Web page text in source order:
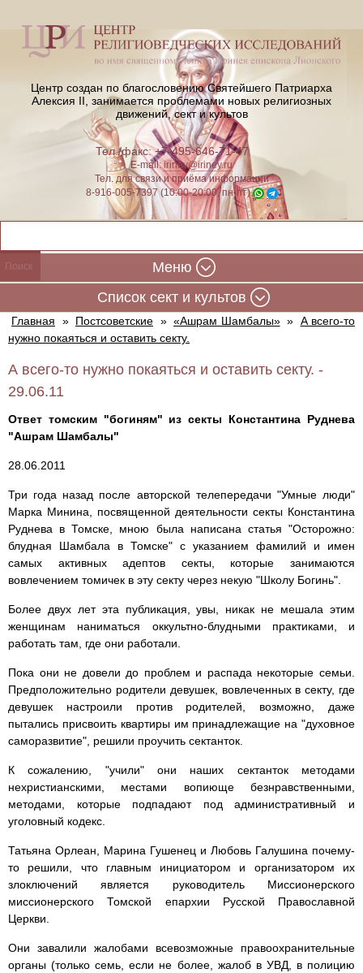
Центр создан по благословению Святейшего Патриарха
Алексия II, занимается проблемами новых религиозных
движений, сект и культов
Тел./факс: +7-495-646-71-47
E-mail:iriney@iriney.ru
Тел. для связи и приёма информации
8-916-005-7397 (10:00-20:00, пн-пт)
Меню
Cписок сект и культов
Главная » Постсоветские » «Ашрам Шамбалы» » А всего-то
нужно покаяться и оставить секту.
А всего-то нужно покаяться и оставить секту. -
29.06.11
Ответ томским "богиням" из секты Константина Руднева
"Ашрам Шамбалы"
28.06.2011
Три года назад после авторской телепередачи "Умные люди"
Марка Минина, посвященной деятельности секты Константина
Руднева в Томске, мною была написана статья "Осторожно:
блудная Шамбала в Томске" с указанием фамилий и имен
самых активных адептов секты, которые занимаются
вовлечением томичек в эту секту через некую "Школу Богинь".
Более двух лет эта публикация, увы, никак не мешала этим
женщинам наниматься оккультно-блудными практиками, и
работать там, где они работали.
Пока они не довели до проблем и распада некоторые семьи.
Предположительно родители девушек, вовлеченных в секту, где
девушек настроили против родителей, возможно, даже
пытались присвоить квартиры им принадлежащие на "духовное
саморазвитие", решили проучить сектанток.
К сожалению, "учили" они наших сектанток методами
нехристианскими, местами вопиюще безнравственными,
методами, которые подпадают под административный и
уголовный кодекс.
Татьяна Орлеан, Марина Гушенец и Любовь Галушина почему-
то решили, что главным инициатором и организатором их
злоключений является руководитель Миссионерского
миссионерского Томской епархии Русской Православной
Церкви.
Они завалили жалобами всевозможные правоохранительные
органы (только семь, если не более, жалоб в УВД, в полицию